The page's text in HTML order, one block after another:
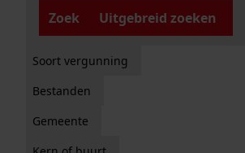
Zoek
Uitgebreid zoeken
Soort vergunning
Bestanden
Gemeente